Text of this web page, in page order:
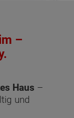
–
Haus –
und